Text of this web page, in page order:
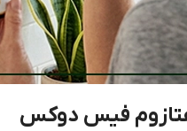
فیس دوکس